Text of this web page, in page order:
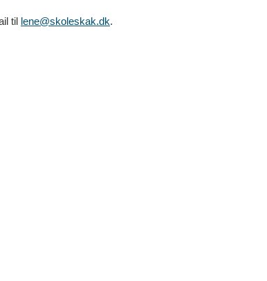
til lene@skoleskak.dk.